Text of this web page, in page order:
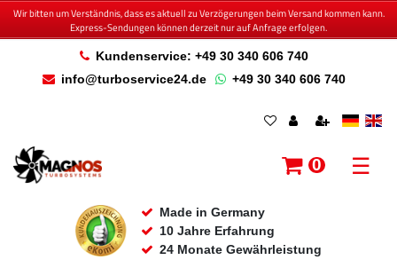
Wir bitten um Verständnis, dass es aktuell zu Verzögerungen beim Versand kommen kann.
Express-Sendungen können derzeit nur auf Anfrage erfolgen.
Kundenservice: +49 30 340 606 740
info@turboservice24.de
+49 30 340 606 740
Made in Germany
10 Jahre Erfahrung
24 Monate Gewährleistung
0 ☰